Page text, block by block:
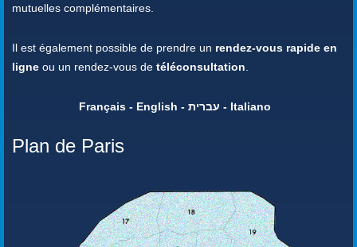
mutuelles complémentaires.
Il est également possible de prendre un rendez-vous rapide en
ligne ou un rendez-vous de téléconsultation
Français - English - עברית - Italiano
Plan de Paris